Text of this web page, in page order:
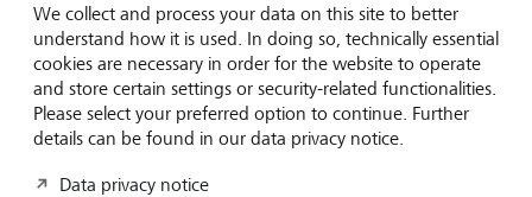
Mehr entdecken
Global Investment Outlook
Halbjahr 2026: am Ereignishorizont
We collect and process your data on this site to better
understand how it is used. In doing so, technically essential
cookies are necessary in order for the website to operate
and store certain settings or security-related functionalities.
Please select your preferred option to continue. Further
details can be found in our data privacy notice.
Data privacy notice